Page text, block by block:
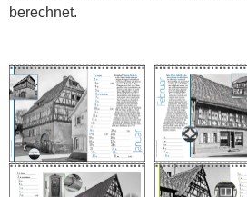
berechnet.